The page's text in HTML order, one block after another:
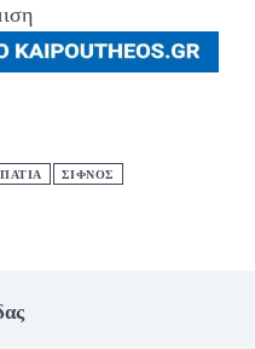
ΣΊΦΝΟΣ